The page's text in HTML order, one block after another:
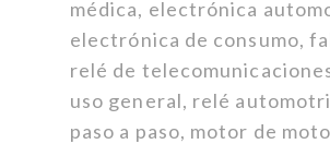
médica, electrónica
electrónica de consumo,
relé de
uso general, relé
paso a paso, motor de